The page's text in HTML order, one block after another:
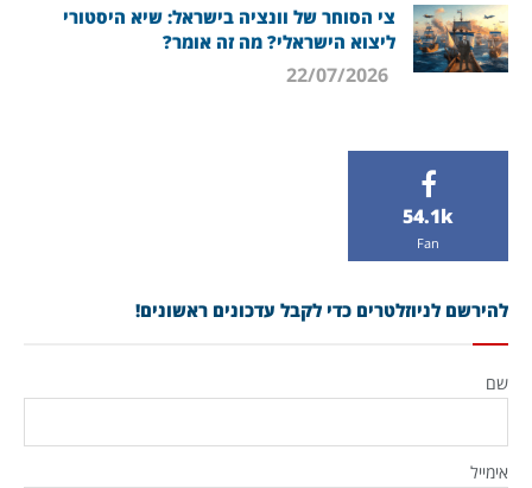
צי הסוחר של וונציה בישראל: שיא היסטורי
ליצוא הישראלי? מה זה אומר?
54.1k
Fan
להירשם לניוזלטרים כדי לקבל עדכונים ראשונים!
שם
אימייל